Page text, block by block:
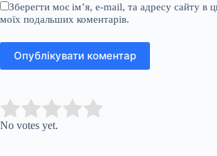
Зберегти моє ім’я, e-mail, та адресу сайту в
моїх подальших коментарів.
Опублікувати коментар
Rate this item:
No votes yet.